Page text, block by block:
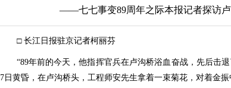
——七七事变89周年之际本报记者探访
□ 长江日报驻京记者柯丽芬
“89年前的今天，他指挥官兵在卢沟桥浴血奋战，先后击退
7日黄昏，在卢沟桥头，工程师安先生拿着一束菊花，对着金振